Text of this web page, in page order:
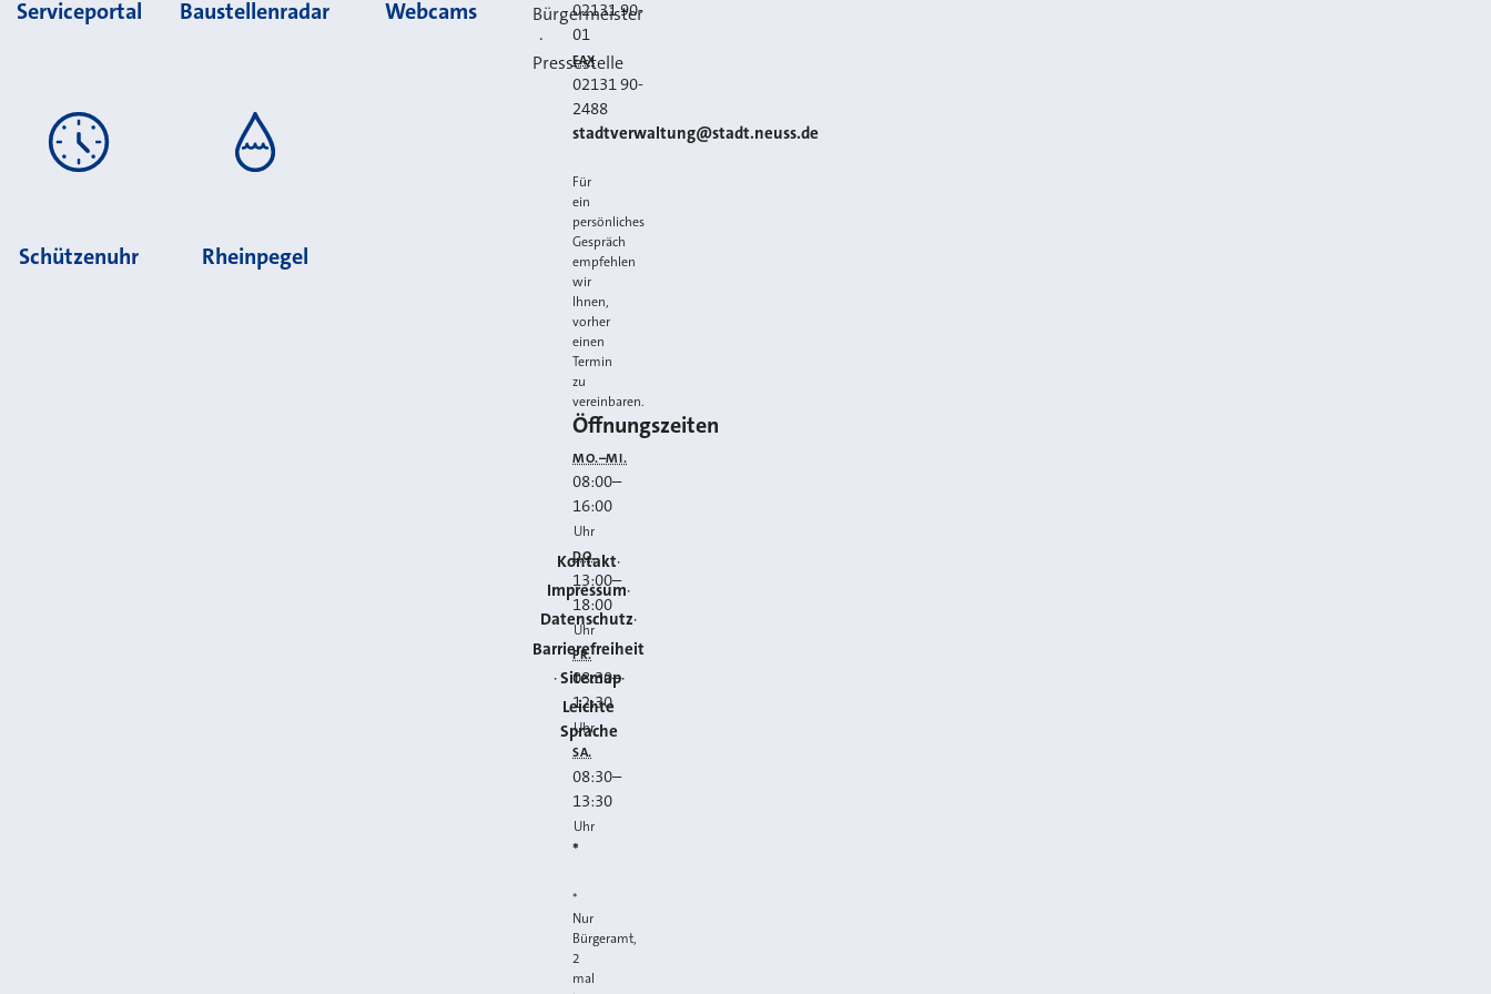
Serviceportal Baustellenradar Webcams
Schützenuhr Rheinpegel
Bürgermeister
·
Pressestelle
Kontakt
Impressum
Datenschutz
Barrierefreiheit
Sitemap
Leichte
Sprache
02131 90-
01
FAX
02131 90-
2488
E-MAIL
stadtverwaltung@stadt.neuss.de
Für
ein
persönliches
Gespräch
empfehlen
wir
Ihnen,
vorher
einen
Termin
zu
vereinbaren.
Öffnungszeiten
MO.–MI.
08:00–
16:00
Uhr
DO.
13:00–
18:00
Uhr
FR.
08:30–
12:30
Uhr
SA.
08:30–
13:30
Uhr
*
*
Nur
Bürgeramt,
2
mal